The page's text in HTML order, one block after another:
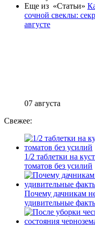
Еще из «Статьи»
сочной свеклы:
августе
07 августа
Свежее:
1/2 таблетки на
томатов без усилий
Почему дачникам
удивительные